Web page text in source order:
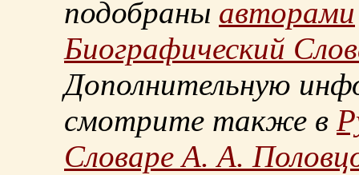
подобраны авторами
Биографический
Дополнительную
смотрите также в
Словаре А. А.